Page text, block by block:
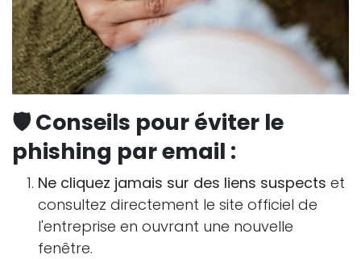
🛡️Conseils pour éviter le
phishing par email :
Ne cliquez jamais sur des liens suspects et
consultez directement le site officiel de
l'entreprise en ouvrant une nouvelle
fenêtre.